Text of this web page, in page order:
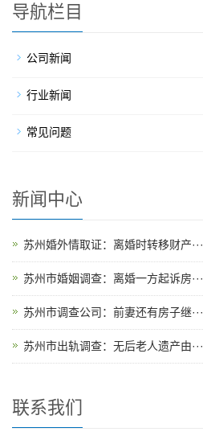
导航栏目
公司新闻
行业新闻
常见问题
新闻中心
苏州婚外情取证：离婚时转移财产···
苏州市婚姻调查：离婚一方起诉房···
苏州市调查公司：前妻还有房子继···
苏州市出轨调查：无后老人遗产由···
联系我们